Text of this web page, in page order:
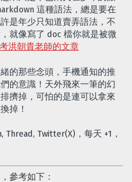
這種語法，總是要在
是年少只知道賣弄語法，不
就像寫了 doc 檔你就是被微
洪朝貴老師的文章
的那些念頭，手機通知的推
的意識！天外飛來一筆的幻
擠掉，可怕的是連可以拿來
掉！
Thread, Twitter(X)，每天 +1，
參考如下：